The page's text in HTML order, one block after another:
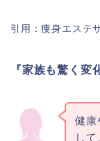
引用：痩身エステ
『家族も驚く変
健康
し